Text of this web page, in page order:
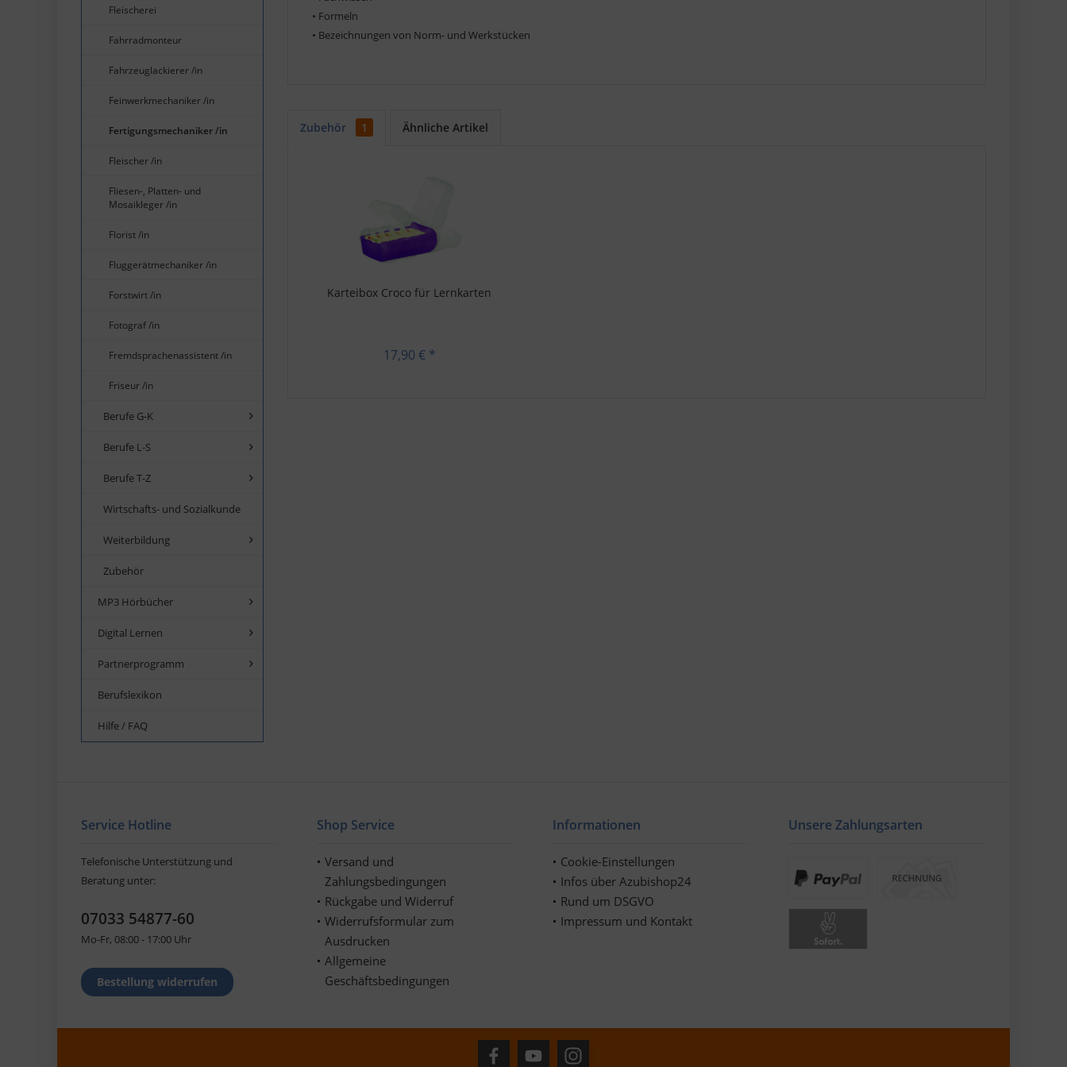
Fleischerei
Fahrradmonteur
Fahrzeuglackierer /in
Feinwerkmechaniker /in
Fertigungsmechaniker /in
Fleischer /in
Fliesen-, Platten- und
Mosaikleger /in
Florist /in
Fluggerätmechaniker /in
Forstwirt /in
Fotograf /in
Fremdsprachenassistent /in
Friseur /in
Berufe G-K
Berufe L-S
Berufe T-Z
Wirtschafts- und Sozialkunde
Weiterbildung
Zubehör
MP3 Hörbücher
Digital Lernen
Partnerprogramm
Berufslexikon
Hilfe / FAQ
• Formeln
• Bezeichnungen von Norm- und Werkstücken
Zubehör 1 Ähnliche Artikel
Karteibox Croco für Lernkarten
17,90 € *
Service Hotline
Telefonische Unterstützung und
Beratung unter:
07033 54877-60
Mo-Fr, 08:00 - 17:00 Uhr
Bestellung widerrufen
Shop Service
Versand und
Zahlungsbedingungen
Rückgabe und Widerruf
Widerrufsformular zum
Ausdrucken
Allgemeine
Geschäftsbedingungen
Informationen
Cookie-Einstellungen
Infos über Azubishop24
Rund um DSGVO
Impressum und Kontakt
Unsere Zahlungsarten